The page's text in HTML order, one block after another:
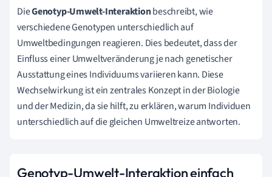
DieGenotyp-Umwelt-Interaktionbeschreibt, wie
verschiedene Genotypen unterschiedlich auf
Umweltbedingungen reagieren. Dies bedeutet, dass der
Einfluss einer Umweltveränderung je nach genetischer
Ausstattung eines Individuums variieren kann. Diese
Wechselwirkung ist ein zentrales Konzept in der Biologie
und der Medizin, da sie hilft, zu erklären, warum Individuen
unterschiedlich auf die gleichen Umweltreize antworten.
Genotyp-Umwelt-Interaktion einfach